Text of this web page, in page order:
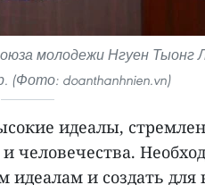
молодежи Нгуен Тыонг
(Фото: doanthanhnien.vn)
идеалы,
человечества.
идеалам и создать для